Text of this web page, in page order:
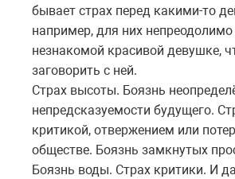
бывает страх перед какими-то
например, для них
незнакомой красивой девушке,
заговорить с ней.
Страх высоты. Боязнь
непредсказуемости будущего.
критикой, отвержением или
обществе. Боязнь замкнутых
Боязнь воды. Страх критики. И